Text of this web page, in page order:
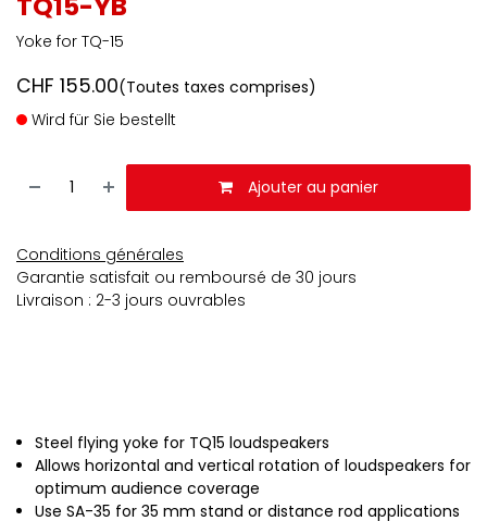
Yoke for TQ-15
CHF 155.00(Toutes taxes comprises)
Wird für Sie bestellt
Ajouter au panier
Conditions générales
Garantie satisfait ou remboursé de 30 jours
Livraison : 2-3 jours ouvrables
Steel flying yoke for TQ15 loudspeakers
Allows horizontal and vertical rotation of loudspeakers for
optimum audience coverage
Use SA-35 for 35 mm stand or distance rod applications